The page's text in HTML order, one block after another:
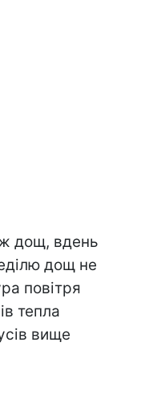
дощ, вдень
дощ не
повітря
тепла
вище